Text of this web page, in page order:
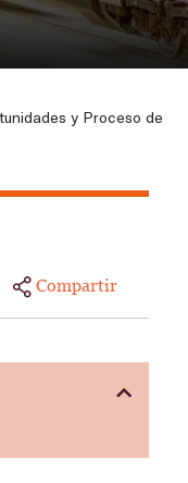
y Proceso de
Compartir